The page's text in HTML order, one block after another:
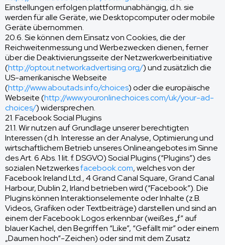
Einstellungen erfolgen plattformunabhängig, d.h. sie
werden für alle Geräte, wie Desktopcomputer oder mobile
Geräte übernommen.
20.6. Sie können dem Einsatz von Cookies, die der
Reichweitenmessung und Werbezwecken dienen, ferner
über die Deaktivierungsseite der Netzwerkwerbeinitiative
(http://optout.networkadvertising.org/) und zusätzlich die
US-amerikanische Webseite
(http://www.aboutads.info/choices) oder die europäische
Webseite (http://www.youronlinechoices.com/uk/your-ad-
choices/) widersprechen.
21. Facebook Social Plugins
21.1. Wir nutzen auf Grundlage unserer berechtigten
Interessen (d.h. Interesse an der Analyse, Optimierung und
wirtschaftlichem Betrieb unseres Onlineangebotes im Sinne
des Art. 6 Abs. 1 lit. f. DSGVO) Social Plugins (“Plugins”) des
sozialen Netzwerkesfacebook.com, welches von der
Facebook Ireland Ltd., 4 Grand Canal Square, Grand Canal
Harbour, Dublin 2, Irland betrieben wird (“Facebook”). Die
Plugins können Interaktionselemente oder Inhalte (z.B.
Videos, Grafiken oder Textbeiträge) darstellen und sind an
einem der Facebook Logos erkennbar (weißes „f“ auf
blauer Kachel, den Begriffen “Like”, “Gefällt mir” oder einem
„Daumen hoch“-Zeichen) oder sind mit dem Zusatz